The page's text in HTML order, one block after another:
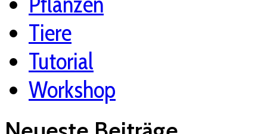
Tiere
Tutorial
Workshop